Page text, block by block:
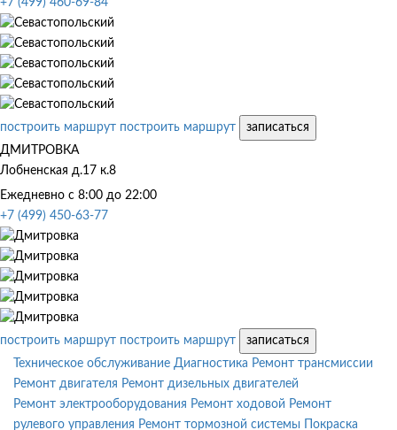
построить маршрут построить маршрут
записаться
ДМИТРОВКА
Лобненская д.17 к.8
Ежедневно с 8:00 до 22:00
+7 (499) 450-63-77
построить маршрут построить маршрут
записаться
Техническое обслуживание Диагностика Ремонт трансмиссии
Ремонт двигателя Ремонт дизельных двигателей
Ремонт электрооборудования Ремонт ходовой Ремонт
рулевого управления Ремонт тормозной системы
Покраска